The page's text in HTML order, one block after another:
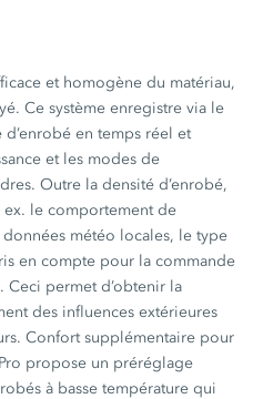
et homogène du matériau,
Ce système enregistre via le
d’enrobé en temps réel et
et les modes de
Outre la densité d’enrobé,
ex. le comportement de
météo locales, le type
en compte pour la commande
Ceci permet d’obtenir la
des influences extérieures
Confort supplémentaire pour
propose un préréglage
à basse température qui